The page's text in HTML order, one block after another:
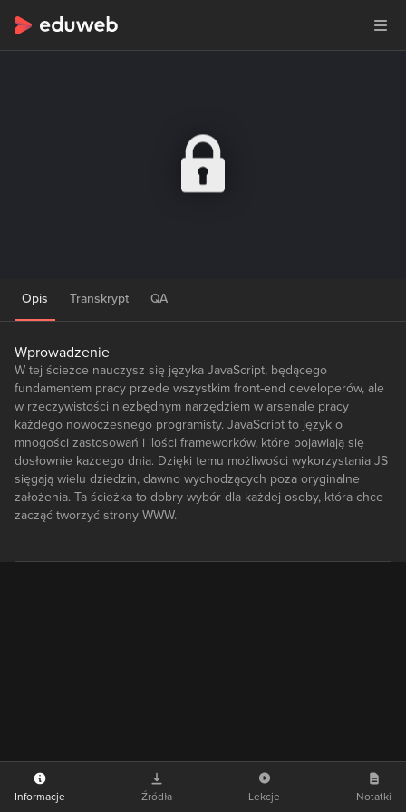
Opis Transkrypt QA
Wprowadzenie
W tej ścieżce nauczysz się języka JavaScript, będącego
fundamentem pracy przede wszystkim front-end developerów, ale
w rzeczywistości niezbędnym narzędziem w arsenale pracy
każdego nowoczesnego programisty. JavaScript to język o
mnogości zastosowań i ilości frameworków, które pojawiają się
dosłownie każdego dnia. Dzięki temu możliwości wykorzystania JS
sięgają wielu dziedzin, dawno wychodzących poza oryginalne
założenia. Ta ścieżka to dobry wybór dla każdej osoby, która chce
zacząć tworzyć strony WWW.
Informacje Źródła Lekcje Notatki